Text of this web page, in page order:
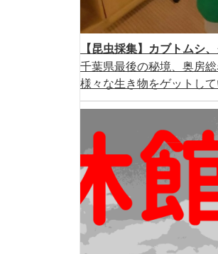
【昆虫採集】カブトムシ
千葉県最後の秘境、奥房
様々な生き物をゲットし